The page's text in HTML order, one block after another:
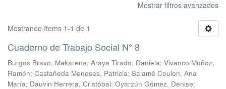
Mostrar filtros avanzados
Mostrando ítems 1-1 de 1
Cuaderno de Trabajo Social N° 8
Burgos Bravo, Makarena; Araya Tirado, Daniela; Vivanco Muñoz,
Ramón; Castañeda Meneses, Patricia; Salamé Coulon, Ana
María; Dauvin Herrera, Cristóbal; Oyarzún Gómez, Denise;